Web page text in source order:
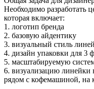
Необходимо разработать
которая включает:
1. логотип бренда
2. базовую айдентику
3. визуальный стиль
4. дизайн упаковки для 3
5. масштабируемую
6. визуализацию линейки
рядом с кофемашиной, на